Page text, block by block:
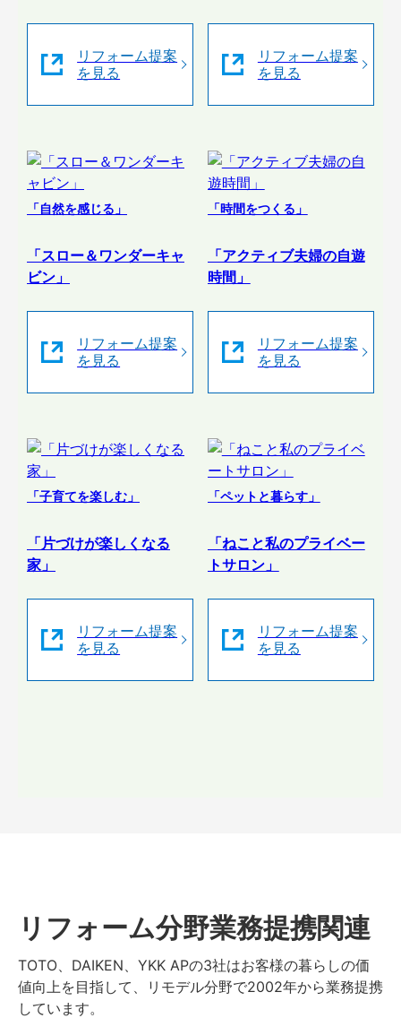
リフォーム提案
を見る
リフォーム提案
を見る
「自然を感じる」
「スロー＆ワンダーキャ
ビン」
リフォーム提案
を見る
「時間をつくる」
「アクティブ夫婦の自遊
時間」
リフォーム提案
を見る
「子育てを楽しむ」
「片づけが楽しくなる
家」
リフォーム提案
を見る
「ペットと暮らす」
「ねこと私のプライベー
トサロン」
リフォーム提案
を見る
リフォーム分野業務提携関連
TOTO、DAIKEN、YKK APの3社はお客様の暮らしの価
値向上を目指して、リモデル分野で2002年から業務提携
しています。